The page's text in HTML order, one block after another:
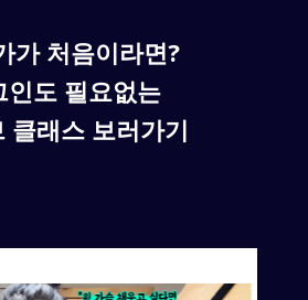
가 처음이라면?
인도 필요없는
클래스 보러가기